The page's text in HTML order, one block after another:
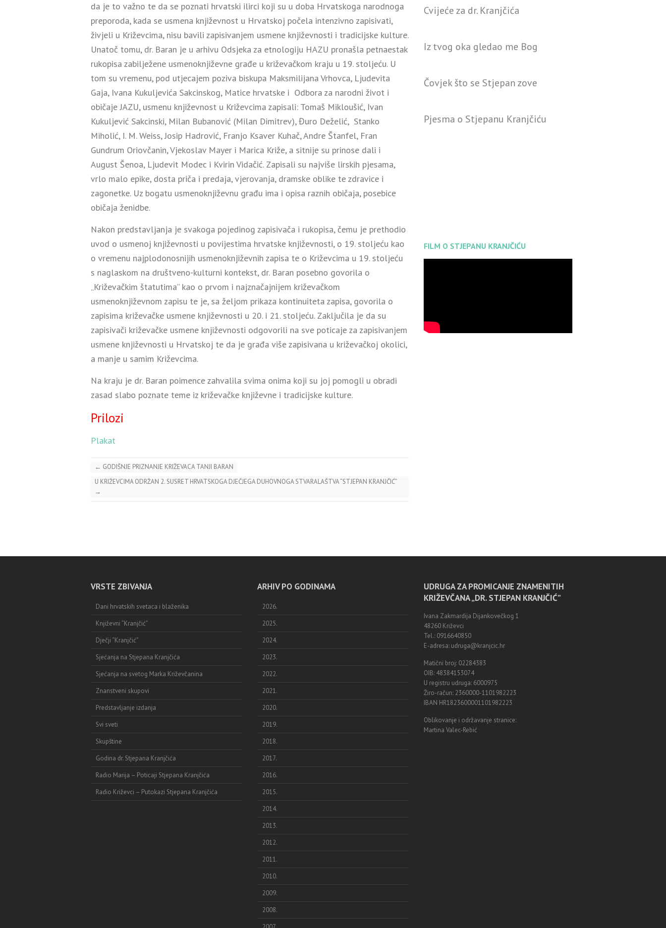
da je to važno te da se poznati hrvatski ilirci koji su u doba Hrvatskoga narodnoga
preporoda, kada se usmena književnost u Hrvatskoj počela intenzivno zapisivati,
živjeli u Križevcima, nisu bavili zapisivanjem usmene književnosti i tradicijske kulture.
Unatoč tomu, dr. Baran je u arhivu Odsjeka za etnologiju HAZU pronašla petnaestak
rukopisa zabilježene usmenoknjiževne građe u križevačkom kraju u 19. stoljeću. U
tom su vremenu, pod utjecajem poziva biskupa Maksmilijana Vrhovca, Ljudevita
Gaja, Ivana Kukuljevića Sakcinskog, Matice hrvatske i Odbora za narodni život i
običaje JAZU, usmenu književnost u Križevcima zapisali: Tomaš Mikloušić, Ivan
Kukuljević Sakcinski, Milan Bubanović (Milan Dimitrev), Đuro Deželić, Stanko
Miholić, I. M. Weiss, Josip Hadrović, Franjo Ksaver Kuhač, Andre Štanfel, Fran
Gundrum Oriovčanin, Vjekoslav Mayer i Marica Križe, a sitnije su prinose dali i
August Šenoa, Ljudevit Modec i Kvirin Vidačić. Zapisali su najviše lirskih pjesama,
vrlo malo epike, dosta priča i predaja, vjerovanja, dramske oblike te zdravice i
zagonetke. Uz bogatu usmenoknjiževnu građu ima i opisa raznih običaja, posebice
običaja ženidbe.
Nakon predstavljanja je svakoga pojedinog zapisivača i rukopisa, čemu je prethodio
uvod o usmenoj književnosti u povijestima hrvatske književnosti, o 19. stoljeću kao
o vremenu najplodonosnijih usmenoknjiževnih zapisa te o Križevcima u 19. stoljeću
s naglaskom na društveno-kulturni kontekst, dr. Baran posebno govorila o
„Križevačkim štatutima” kao o prvom i najznačajnijem križevačkom
usmenoknjiževnom zapisu te je, sa željom prikaza kontinuiteta zapisa, govorila o
zapisima križevačke usmene književnosti u 20. i 21. stoljeću. Zaključila je da su
zapisivači križevačke usmene književnosti odgovorili na sve poticaje za zapisivanjem
usmene književnosti u Hrvatskoj te da je građa više zapisivana u križevačkoj okolici,
a manje u samim Križevcima.
Na kraju je dr. Baran poimence zahvalila svima onima koji su joj pomogli u obradi
zasad slabo poznate teme iz križevačke književne i tradicijske kulture.
Prilozi
Plakat
← GODIŠNJE PRIZNANJE KRIŽEVACA TANJI BARAN
U KRIŽEVCIMA ODRŽAN 2. SUSRET HRVATSKOGA DJEČJEGA DUHOVNOGA STVARALAŠTVA “STJEPAN KRANJČIĆ”
→
Cvijeće za dr. Kranjčića
Iz tvog oka gledao me Bog
Čovjek što se Stjepan zove
Pjesma o Stjepanu Kranjčiću
FILM O STJEPANU KRANJČIĆU
VRSTE ZBIVANJA
Dani hrvatskih svetaca i blaženika
Književni “Kranjčić”
Dječji “Kranjčić”
Sjećanja na Stjepana Kranjčića
Sjećanja na svetog Marka Križevčanina
Znanstveni skupovi
Predstavljanje izdanja
Svi sveti
Skupštine
Godina dr. Stjepana Kranjčića
Radio Marija – Poticaji Stjepana Kranjčića
Radio Križevci – Putokazi Stjepana Kranjčića
ARHIV PO GODINAMA
2026.
2025.
2024.
2023.
2022.
2021.
2020.
2019.
2018.
2017.
2016.
2015.
2014.
2013.
2012.
2011.
2010.
2009.
2008.
UDRUGA ZA PROMICANJE ZNAMENITIH
KRIŽEVČANA „DR. STJEPAN KRANJČIĆ”
Ivana Zakmardija Dijankovečkog 1
48260 Križevci
Tel.: 0916640850
E-adresa: udruga@kranjcic.hr
Matični broj: 02284383
OIB: 48384153074
U registru udruga: 6000975
Žiro-račun: 2360000-1101982223
IBAN HR1823600001101982223
Oblikovanje i održavanje stranice:
Martina Valec-Rebić